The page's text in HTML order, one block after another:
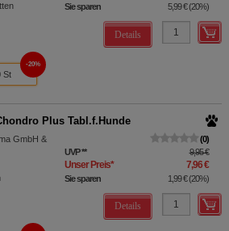
Sie sparen 5,99 €(20%)
Details
St
20%
Plus Tabl.f.Hunde
GmbH &
0
UVP** 9,95 €
Unser Preis* 7,96 €
Sie sparen 1,99 €(20%)
Details